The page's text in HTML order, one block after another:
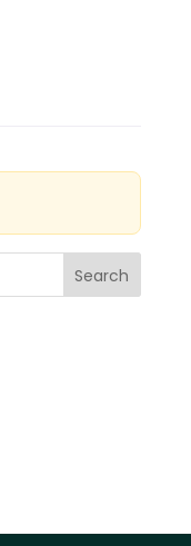
Search